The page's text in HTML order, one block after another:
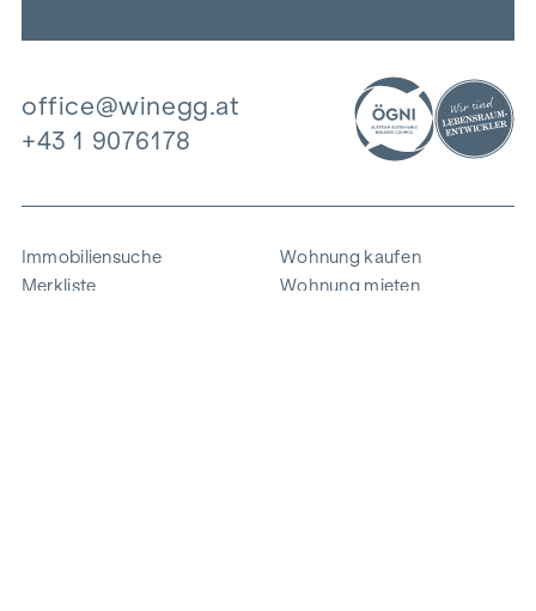
office@winegg.at
+43 1 9076178
Immobiliensuche
Merkliste
Wohnung kaufen
Wohnung mieten